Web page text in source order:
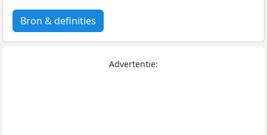
Bron & definities
Advertentie: